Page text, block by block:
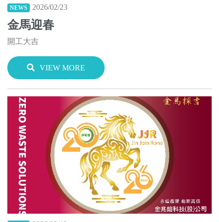
NEWS 2026/02/23
金馬迎春
開工大吉
VIEW MORE